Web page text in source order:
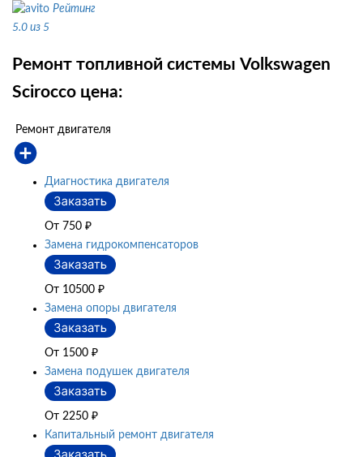
Рейтинг
5.0 из 5
Ремонт топливной системы Volkswagen
Scirocco цена:
Ремонт двигателя
Диагностика двигателя
От 750 ₽
Замена гидрокомпенсаторов
От 10500 ₽
Замена опоры двигателя
От 1500 ₽
Замена подушек двигателя
От 2250 ₽
Капитальный ремонт двигателя